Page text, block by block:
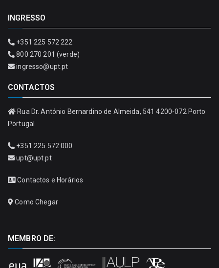
INGRESSO
+351 225 572 222
800 270 201 (verde)
ingresso@upt.pt
CONTACTOS
Rua Dr. António Bernardino de Almeida, 541 4200-072 Porto
Portugal
+351 225 572 000
upt@upt.pt
Contactos e Horários
Como Chegar
MEMBRO DE: